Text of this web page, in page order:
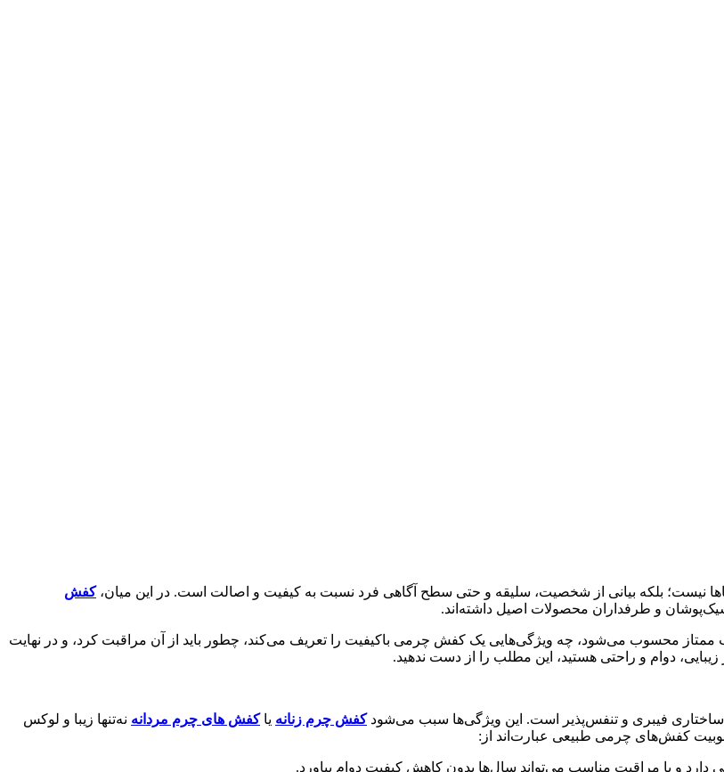
نیست؛ بلکه بیانی از شخصیت، سلیقه و حتی سطح آگاهی فرد نسبت به کیفیت و اصالت است. در این میان،کفش‌
و طرفداران محصولات اصیل داشته‌اند.
محسوب می‌شود، چه ویژگی‌هایی یک کفش چرمی باکیفیت را تعریف می‌کند، چطور باید از آن مراقبت کرد، و در نهایت
زیبایی، دوام و راحتی هستید، این مطلب را از دست ندهید.
ساختاری فیبری و تنفس‌پذیر است. این ویژگی‌ها سبب می‌شودکفش‌ چرم زنانه یاکفش های چرم مردانه نه‌تنها زیبا و لوکس
کفش‌های چرمی طبیعی عبارت‌اند از:
و با مراقبت مناسب می‌تواند سال‌ها بدون کاهش کیفیت دوام بیاورد.